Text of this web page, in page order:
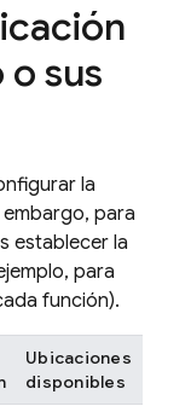
sus
la
para
establecer la
para
función).
Ubicaciones
disponibles